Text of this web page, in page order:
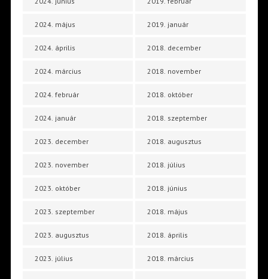
2024. május
2024. április
2024. március
2024. február
2024. január
2023. december
2023. november
2023. október
2023. szeptember
2023. augusztus
2023. július
2019. január
2018. december
2018. november
2018. október
2018. szeptember
2018. augusztus
2018. július
2018. június
2018. május
2018. április
2018. március